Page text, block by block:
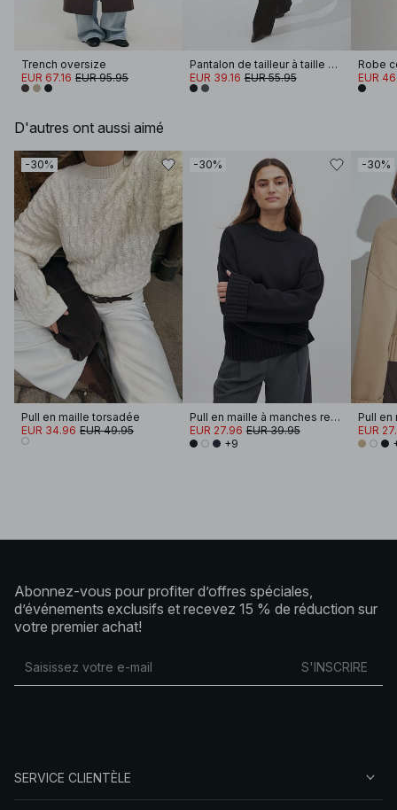
Trench oversize
EUR 67.16 EUR 95.95
Pantalon de tailleur à taille basse
EUR 39.16 EUR 55.95 EUR
D'autres ont aussi aimé
-30%
Pull en maille torsadée
EUR 34.96 EUR 49.95
-30%
Pull en maille à manches retroussées
EUR 27.96 EUR 39.95
+9
-30%
EUR
Abonnez-vous pour profiter d’offres spéciales,
d’événements exclusifs et recevez 15 % de réduction sur
votre premier achat!
S'INSCRIRE
SERVICE CLIENTÈLE